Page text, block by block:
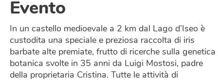
Evento
In un castello medioevale a 2 km dal Lago d’Iseo è
custodita una speciale e preziosa raccolta di iris
barbate alte premiate, frutto di ricerche sulla genetica
botanica svolte in 35 anni da Luigi Mostosi, padre
della proprietaria Cristina. Tutte le attività di